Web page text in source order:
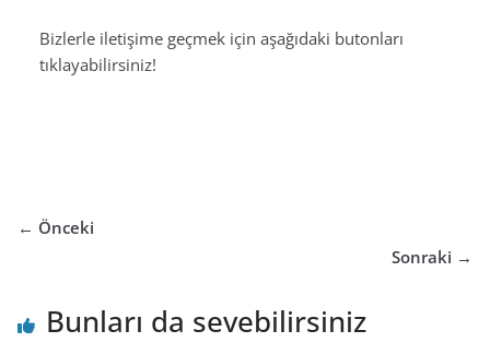
Bizlerle iletişime geçmek için aşağıdaki butonları
tıklayabilirsiniz!
← Önceki
Sonraki →
Bunları da sevebilirsiniz